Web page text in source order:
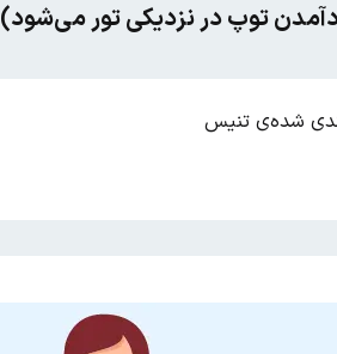
توپ در نزدیکی تور می‌شود)
شده‌ی تنیس